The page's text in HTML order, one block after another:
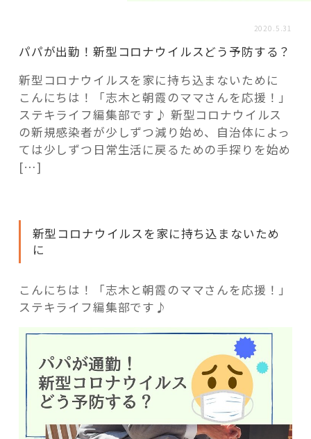
「モノ」
fleXe リノベ事例
「ひと」
これからの暮らし 住み替え相談
記事検索
2020.5.31
パパが出勤！新型コロナウイルスどう予防する？
新型コロナウイルスを家に持ち込まないために
こんにちは！「志木と朝霞のママさんを応援！」
ステキライフ編集部です♪ 新型コロナウイルス
の新規感染者が少しずつ減り始め、自治体によっ
ては少しずつ日常生活に戻るための手探りを始め
[…]
新型コロナウイルスを家に持ち込まないため
に
こんにちは！「志木と朝霞のママさんを応援！」
ステキライフ編集部です♪